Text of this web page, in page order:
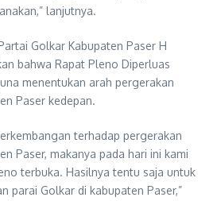
lanjutnya.
Golkar Kabupaten Paser H
bahwa Rapat Pleno Diperluas
menentukan arah pergerakan
Paser kedepan.
terhadap pergerakan
Paser, makanya pada hari ini kami
terbuka. Hasilnya tentu saja untuk
parai Golkar di kabupaten Paser,”